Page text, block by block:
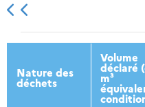
2013
Nature des
déchets
Volume
déclaré
m³